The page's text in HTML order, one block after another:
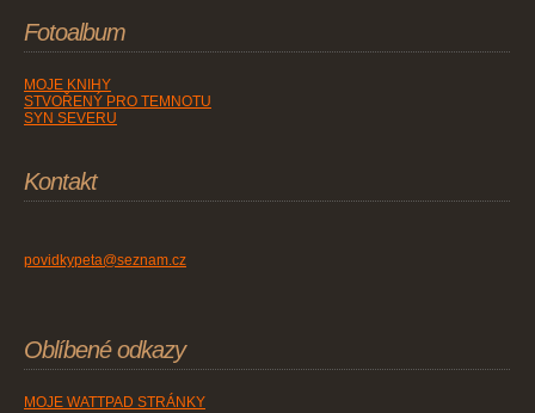
Fotoalbum
MOJE KNIHY
STVOŘENÝ PRO TEMNOTU
SYN SEVERU
Kontakt
povidkypeta@seznam.cz
Oblíbené odkazy
MOJE WATTPAD STRÁNKY